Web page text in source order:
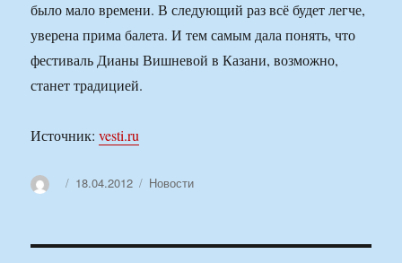
было мало времени. В следующий раз всё будет легче,
уверена прима балета. И тем самым дала понять, что
фестиваль Дианы Вишневой в Казани, возможно,
станет традицией.
Источник:vesti.ru
АвторОпубликовано
18.04.2012 Рубрики
Новости